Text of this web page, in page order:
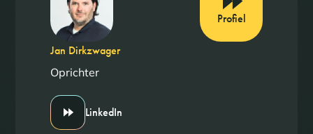
Jan Dirkzwager
Oprichter
LinkedIn
Profiel